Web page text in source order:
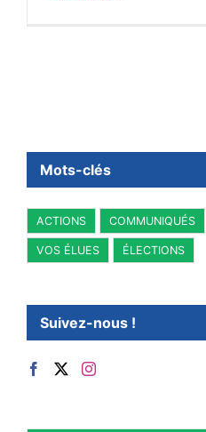
Mots-clés
ACTIONS COMMUNIQUÉS
VOS ÉLUES ÉLECTIONS
Suivez-nous !